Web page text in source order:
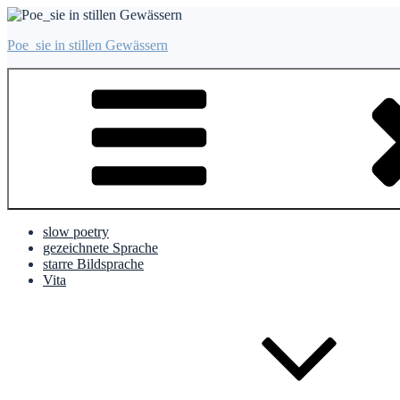
Zum
springen
Poe_sie in stillen Gewässern
slow poetry
gezeichnete Sprache
starre Bildsprache
Vita